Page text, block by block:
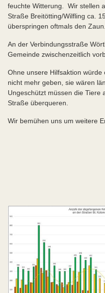
feuchte Witterung. Wir stellen
Straße Breitötting/Wilfling ca.
überspringen oftmals den
An der Verbindungsstraße
Gemeinde zwischenzeitlich
Ohne unsere Hilfsaktion
nicht mehr geben, sie wären
Ungeschützt müssen die Tiere
Straße überqueren.
Wir bemühen uns um weitere